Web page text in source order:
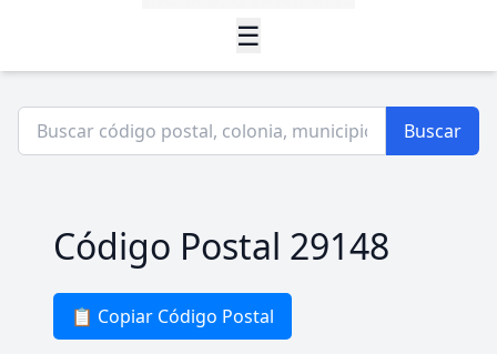
☰
Buscar
Código Postal 29148
📋 Copiar Código Postal